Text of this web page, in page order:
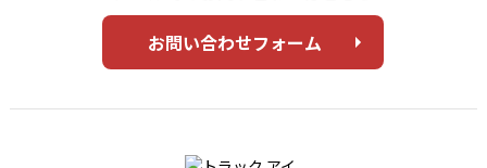
お問い合わせフォーム